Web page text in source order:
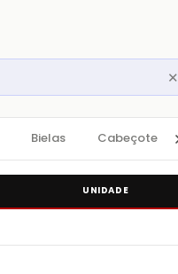
✕
Bielas Cabeçote
UNIDADE